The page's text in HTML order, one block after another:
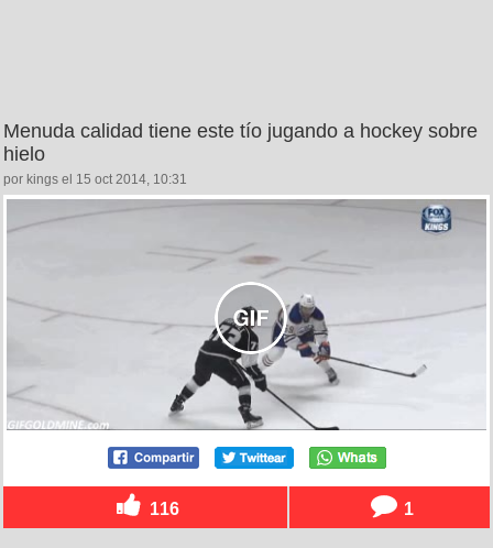
Menuda calidad tiene este tío jugando a hockey sobre
hielo
por kings el 15 oct 2014, 10:31
116 1